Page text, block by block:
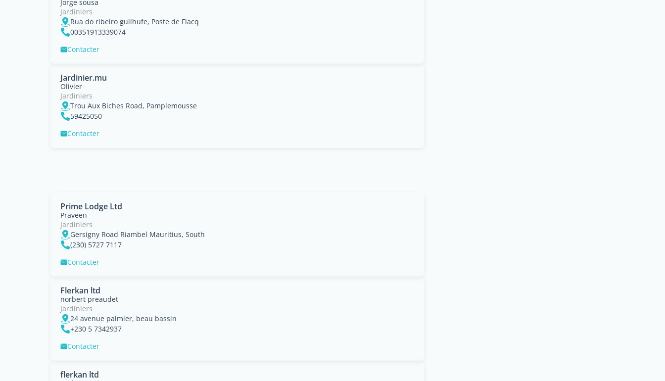
Jorge sousa
Jardiniers
Rua do ribeiro guilhufe, Poste de Flacq
00351913339074
Contacter
Jardinier.mu
Olivier
Jardiniers
Trou Aux Biches Road, Pamplemousse
59425050
Contacter
Prime Lodge Ltd
Praveen
Jardiniers
Gersigny Road Riambel Mauritius, South
(230) 5727 7117
Contacter
Flerkan ltd
norbert preaudet
Jardiniers
24 avenue palmier, beau bassin
+230 5 7342937
Contacter
flerkan ltd